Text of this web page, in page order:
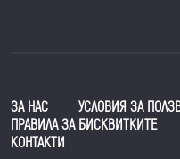
ЗА НАС
УСЛОВИЯ ЗА
ПРАВИЛА ЗА БИСКВИТКИТЕ
КОНТАКТИ